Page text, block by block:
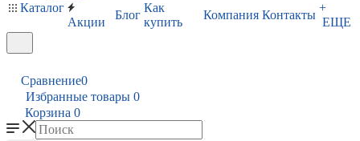
Каталог
Акции
Блог
Как
купить
Компания Контакты
+
ЕЩЕ
Сравнение0
Избранные товары 0
Корзина 0